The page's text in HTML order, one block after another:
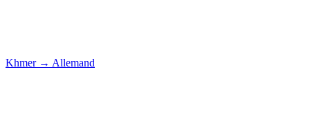
Khmer → Allemand